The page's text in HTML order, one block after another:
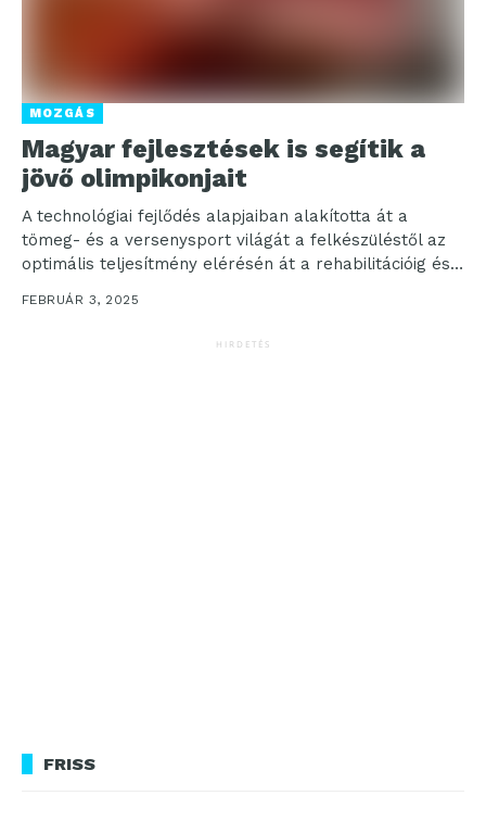
MOZGÁS
Magyar fejlesztések is segítik a
jövő olimpikonjait
A technológiai fejlődés alapjaiban alakította át a
tömeg- és a versenysport világát a felkészüléstől az
optimális teljesítmény elérésén át a rehabilitációig és
FEBRUÁR 3, 2025
HIRDETÉS
FRISS